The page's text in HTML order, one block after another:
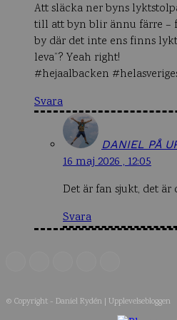
Att släcka ner byns
till att byn blir ännu färre
by där det inte ens finns
leva”? Yeah right!
#hejaalbacken
Svara
DANIEL PÅ
16 maj 2026 , 12:05
Det är fan sjukt, det är
Svara
© Copyright - Daniel Rydén | Upplevelsebloggen